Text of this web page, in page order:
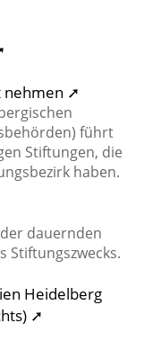
nehmen ➚
führt
Stiftungen, die
haben.
dauernden
Stiftungszwecks.
Heidelberg
➚